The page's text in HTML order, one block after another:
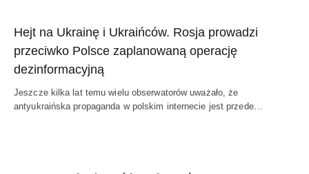
Hejt na Ukrainę i Ukraińców. Rosja prowadzi
przeciwko Polsce zaplanowaną operację
dezinformacyjną
Jeszcze kilka lat temu wielu obserwatorów uważało, że
antyukraińska propaganda w polskim internecie jest przede…